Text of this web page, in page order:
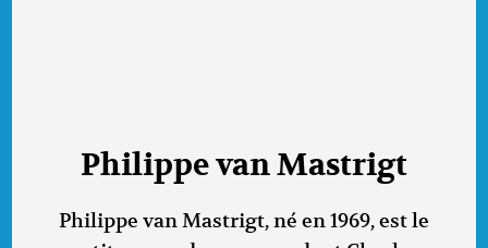
Philippe van Mastrigt
Philippe van Mastrigt, né en 1969, est le